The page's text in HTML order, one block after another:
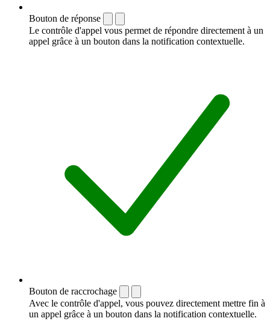
Bouton de réponse
Le contrôle d'appel vous permet de répondre directement à un
appel grâce à un bouton dans la notification contextuelle.
Bouton de raccrochage
Avec le contrôle d'appel, vous pouvez directement mettre fin à
un appel grâce à un bouton dans la notification contextuelle.